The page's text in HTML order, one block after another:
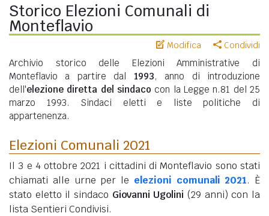
Storico Elezioni Comunali di
Monteflavio
Modifica Condividi
Archivio storico delle Elezioni Amministrative di
Monteflavio a partire dal 1993, anno di introduzione
dell'elezione diretta del sindaco con la Legge n.81 del 25
marzo 1993. Sindaci eletti e liste politiche di
appartenenza.
Elezioni Comunali 2021
Il 3 e 4 ottobre 2021 i cittadini di Monteflavio sono stati
chiamati alle urne per le elezioni comunali 2021. È
stato eletto il sindaco Giovanni Ugolini (29 anni) con la
lista Sentieri Condivisi.